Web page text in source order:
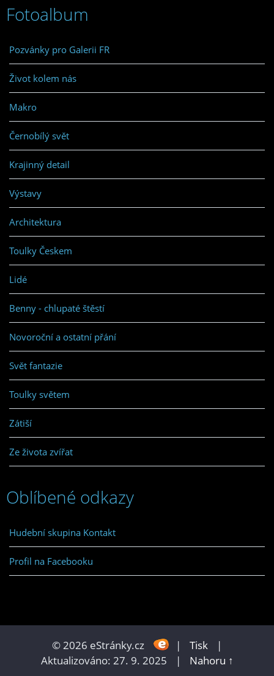
Fotoalbum
Pozvánky pro Galerii FR
Život kolem nás
Makro
Černobílý svět
Krajinný detail
Výstavy
Architektura
Toulky Českem
Lidé
Benny - chlupaté štěstí
Novoroční a ostatní přání
Svět fantazie
Toulky světem
Zátiší
Ze života zvířat
Oblíbené odkazy
Hudební skupina Kontakt
Profil na Facebooku
© 2026 eStránky.cz | Tisk
|
Aktualizováno: 27. 9. 2025
| Nahoru ↑